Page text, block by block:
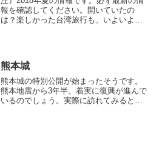
報を確認してください。開いていたの
は？楽しかった台湾旅行も、いよいよラ
川蘭』で牛肉麺を食べた...
熊本城
熊本城の特別公開が始まったそうです。
熊本地震から3年半。着実に復興が進んで
いるのでしょう。実際に訪れてみると、